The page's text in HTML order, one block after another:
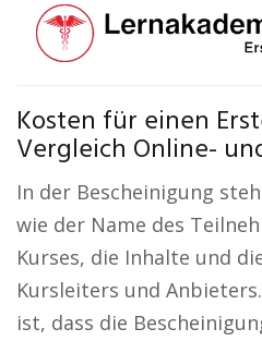
Kosten für einen
Vergleich Online-
In der Bescheinigung
wie der Name des
Kurses, die Inhalte und
Kursleiters und
ist, dass die